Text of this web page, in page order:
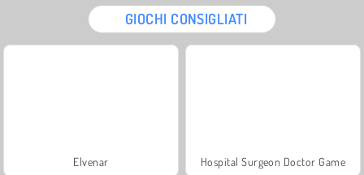
GIOCHI CONSIGLIATI
Elvenar Hospital Surgeon Doctor Game